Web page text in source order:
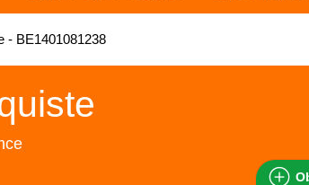
- BE1401081238